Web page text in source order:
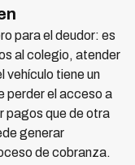
para el deudor: es
al colegio, atender
vehículo tiene un
perder el acceso a
pagos que de otra
generar
de cobranza.